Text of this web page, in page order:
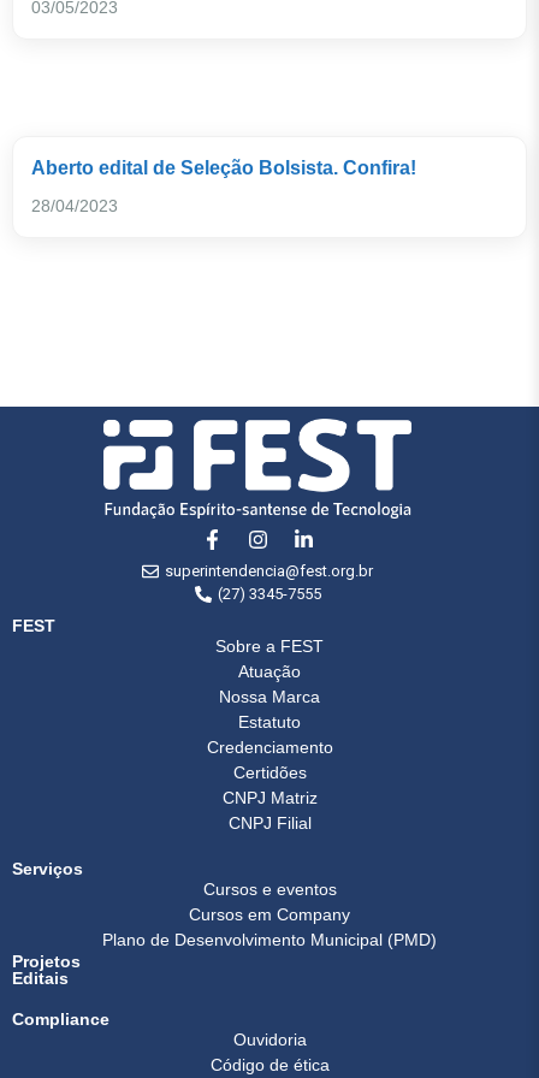
03/05/2023
Aberto edital de Seleção Bolsista. Confira!
28/04/2023
superintendencia@fest.org.br
(27) 3345-7555
FEST
Sobre a FEST
Atuação
Nossa Marca
Estatuto
Credenciamento
Certidões
CNPJ Matriz
CNPJ Filial
Serviços
Cursos e eventos
Cursos em Company
Plano de Desenvolvimento Municipal (PMD)
Projetos
Editais
Compliance
Ouvidoria
Código de ética